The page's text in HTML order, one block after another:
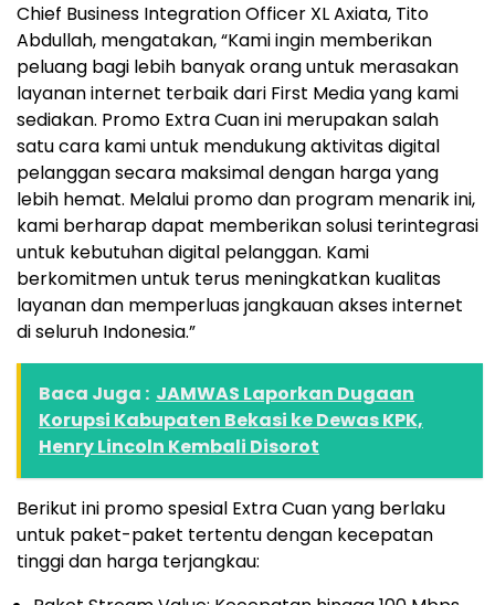
Chief Business Integration Officer XL Axiata, Tito
Abdullah, mengatakan, “Kami ingin memberikan
peluang bagi lebih banyak orang untuk merasakan
layanan internet terbaik dari First Media yang kami
sediakan. Promo Extra Cuan ini merupakan salah
satu cara kami untuk mendukung aktivitas digital
pelanggan secara maksimal dengan harga yang
lebih hemat. Melalui promo dan program menarik ini,
kami berharap dapat memberikan solusi terintegrasi
untuk kebutuhan digital pelanggan. Kami
berkomitmen untuk terus meningkatkan kualitas
layanan dan memperluas jangkauan akses internet
di seluruh Indonesia.”
Baca Juga : JAMWAS Laporkan Dugaan
Korupsi Kabupaten Bekasi ke Dewas KPK,
Henry Lincoln Kembali Disorot
Berikut ini promo spesial Extra Cuan yang berlaku
untuk paket-paket tertentu dengan kecepatan
tinggi dan harga terjangkau: